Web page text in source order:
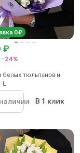
0₽
-24%
₽
белых тюльпанов и
L
В 1 клик